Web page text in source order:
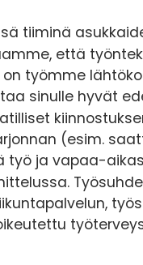
tiiminä
että
työmme
sinulle hyvät
(esim.
työ ja vapaa-